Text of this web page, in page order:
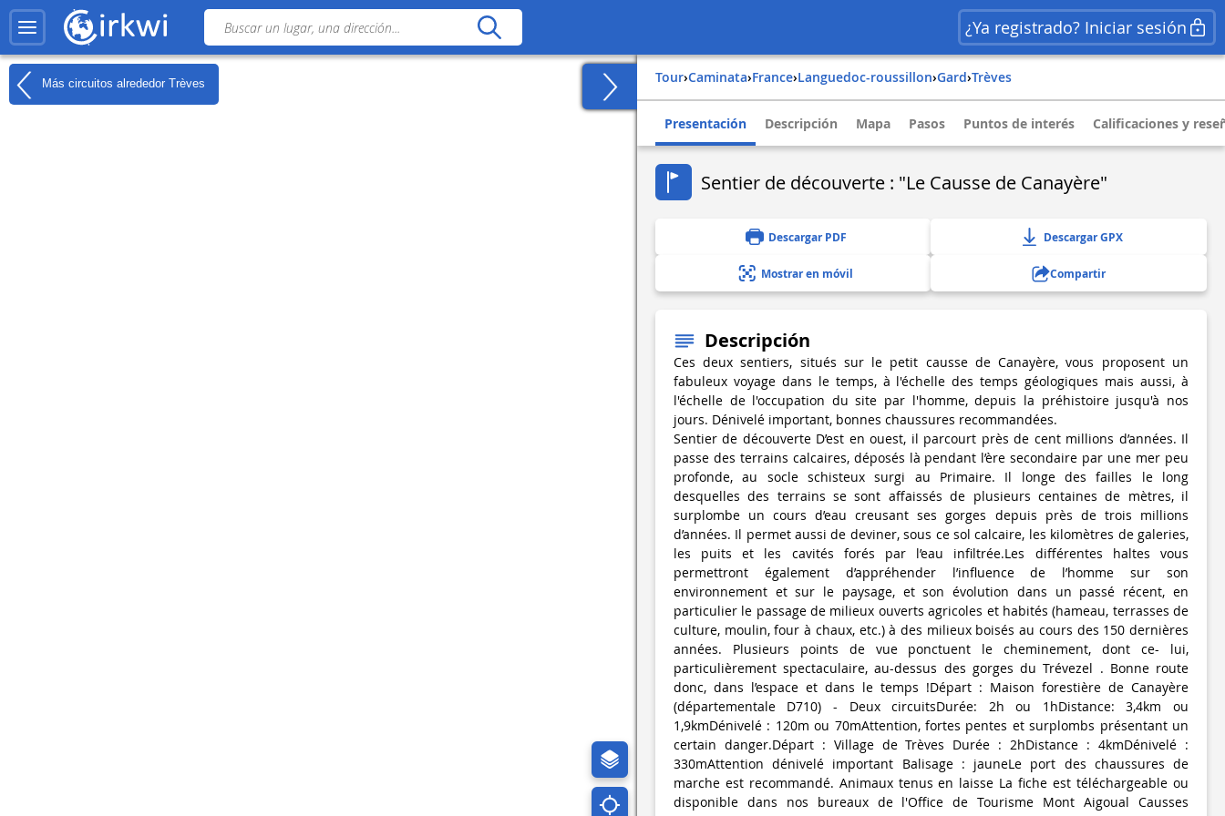
¿Ya registrado? Iniciar sesión
Más circuitos alrededor Trèves Tour› Caminata› france› languedoc-roussillon› gard› trèves
Presentación Descripción Mapa Pasos Puntos de interés Calificaciones y
Sentier de découverte : "Le Causse de Canayère"
Descargar PDF Descargar GPX
Mostrar en móvil Compartir
Descripción
Ces deux sentiers, situés sur le petit causse de Canayère, vous proposent un
fabuleux voyage dans le temps, à l'échelle des temps géologiques mais aussi, à
l'échelle de l'occupation du site par l'homme, depuis la préhistoire jusqu'à nos
jours. Dénivelé important, bonnes chaussures recommandées.
Sentier de découverte D’est en ouest, il parcourt près de cent millions d’années. Il
passe des terrains calcaires, déposés là pendant l’ère secondaire par une mer peu
profonde, au socle schisteux surgi au Primaire. Il longe des failles le long
desquelles des terrains se sont affaissés de plusieurs centaines de mètres, il
surplombe un cours d’eau creusant ses gorges depuis près de trois millions
d’années. Il permet aussi de deviner, sous ce sol calcaire, les kilomètres de galeries,
les puits et les cavités forés par l’eau infiltrée.Les différentes haltes vous
permettront également d’appréhender l’influence de l’homme sur son
environnement et sur le paysage, et son évolution dans un passé récent, en
particulier le passage de milieux ouverts agricoles et habités (hameau, terrasses de
culture, moulin, four à chaux, etc.) à des milieux boisés au cours des 150 dernières
années. Plusieurs points de vue ponctuent le cheminement, dont ce- lui,
particulièrement spectaculaire, au-dessus des gorges du Trévezel . Bonne route
donc, dans l’espace et dans le temps !Départ : Maison forestière de Canayère
(départementale D710) - Deux circuitsDurée: 2h ou 1hDistance: 3,4km ou
1,9kmDénivelé : 120m ou 70mAttention, fortes pentes et surplombs présentant un
certain danger.Départ : Village de Trèves Durée : 2hDistance : 4kmDénivelé :
330mAttention dénivelé important Balisage : jauneLe port des chaussures de
marche est recommandé. Animaux tenus en laisse La fiche est téléchargeable ou
disponible dans nos bureaux de l'Office de Tourisme Mont Aigoual Causses